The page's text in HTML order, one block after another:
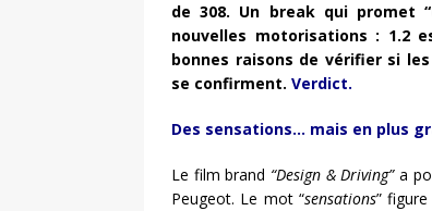
de 308. Un break qui promet
nouvelles motorisations : 1.2
bonnes raisons de vérifier si
se confirment. Verdict.
Des sensations… mais en plus
Le film brand “Design & Driving”a
Peugeot. Le mot “sensations”